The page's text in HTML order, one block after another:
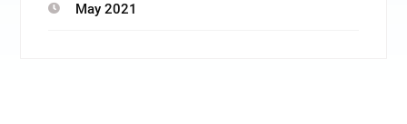
May 2021